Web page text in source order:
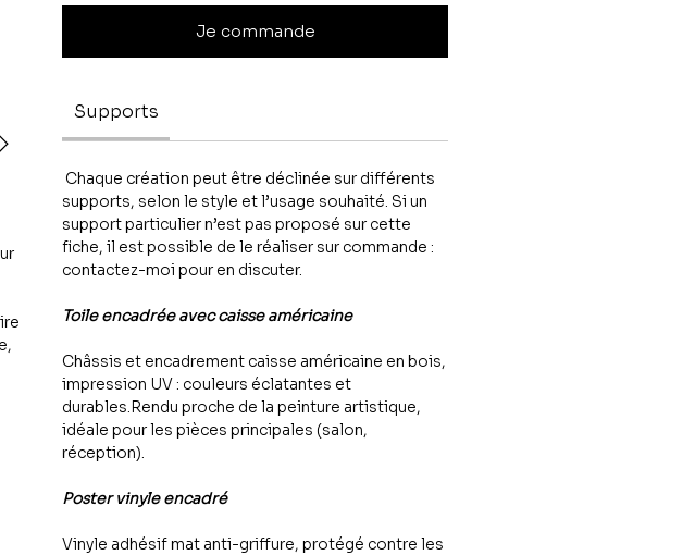
Je commande
Supports
Chaque création peut être déclinée sur différents
supports, selon le style et l’usage souhaité. Si un
support particulier n’est pas proposé sur cette
fiche, il est possible de le réaliser sur commande :
contactez-moi pour en discuter.
Toile encadrée avec caisse américaine
Châssis et encadrement caisse américaine en bois,
impression UV : couleurs éclatantes et
durables.Rendu proche de la peinture artistique,
idéale pour les pièces principales (salon,
réception).
Poster vinyle encadré
Vinyle adhésif mat anti-griffure, protégé contre les